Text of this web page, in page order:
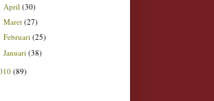
April(30)
Maret(27)
Februari(25)
Januari(38)
(89)